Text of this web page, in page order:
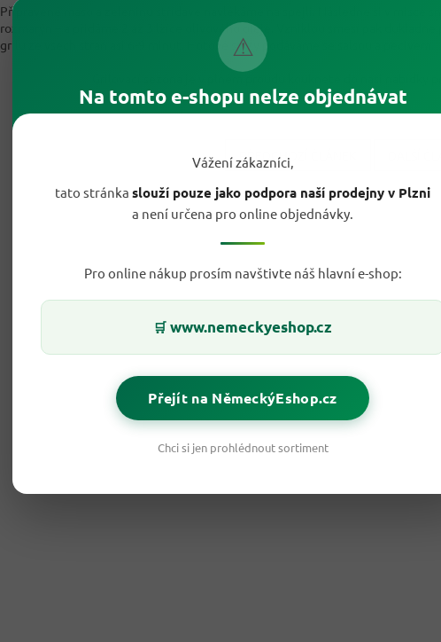
⚠
Na tomto e-shopu nelze objednávat
Vážení zákazníci,
tato stránka slouží pouze jako podpora naší prodejny v Plzni
a není určena pro online objednávky.
Pro online nákup prosím navštivte náš hlavní e-shop:
🛒 www.nemeckyeshop.cz
Přejít na NěmeckýEshop.cz
Chci si jen prohlédnout sortiment
Připravené maso a zeleninu střídavě navlékáme na špejli. Následně si v misce
rozmarýn – a přidáme 2 až 3 lžíce olivového oleje. Vzniklou směsí pak
grilu ze všech stran asi 6-9 minut. Hotové špízy podáváme se salsou a pečivem.
Grilovací sezóna je v plném proudu koukněte do naši nabídky
PŘEDCHOZÍ ČLÁNEK